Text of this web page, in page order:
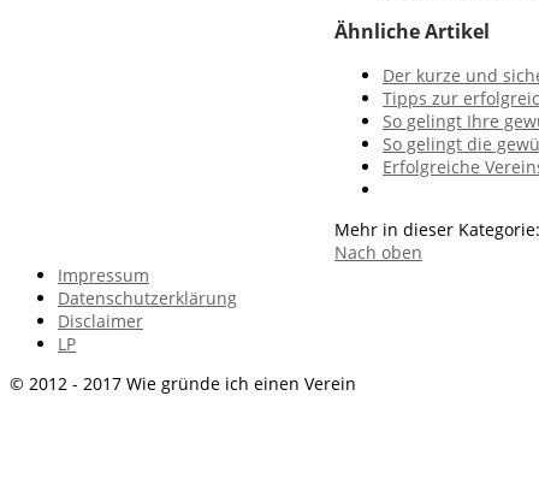
Ähnliche Artikel
Der kurze und
Tipps zur
So gelingt Ihre
So gelingt die
Erfolgreiche
Mehr in dieser Kategorie:
Nach oben
Impressum
Datenschutzerklärung
Disclaimer
LP
© 2012 - 2017 Wie gründe ich einen Verein